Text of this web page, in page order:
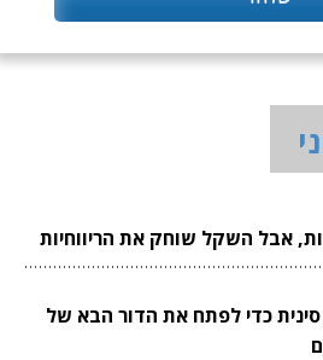
אבל השקל שוחק את הריווחיות
כדי לפתח את הדור הבא של